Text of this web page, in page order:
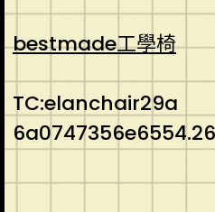
bestmade工學椅
TC:elanchair29a